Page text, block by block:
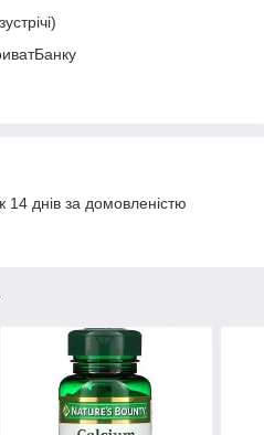
днів за домовленістю